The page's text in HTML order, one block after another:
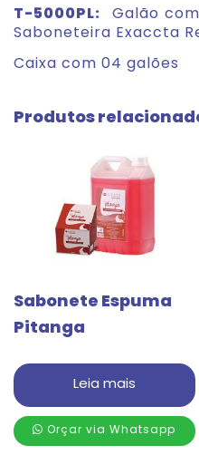
T-5000PL: Galão
Saboneteira Exaccta
Caixa com 04 galões
Produtos
Sabonete Espuma
Pitanga
Leia mais
Orçar via Whatsapp